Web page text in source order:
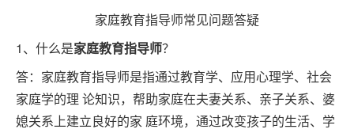
家庭教育指导师常见问题答疑
1、什么是家庭教育指导师？
答：家庭教育指导师是指通过教育学、应用心理学、社会
家庭学的理 论知识，帮助家庭在夫妻关系、亲子关系、婆
媳关系上建立良好的家 庭环境，通过改变孩子的生活、学